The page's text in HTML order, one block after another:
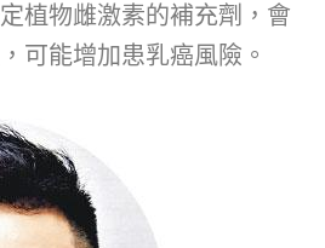
植物雌激素的補充劑，會
可能增加患乳癌風險。